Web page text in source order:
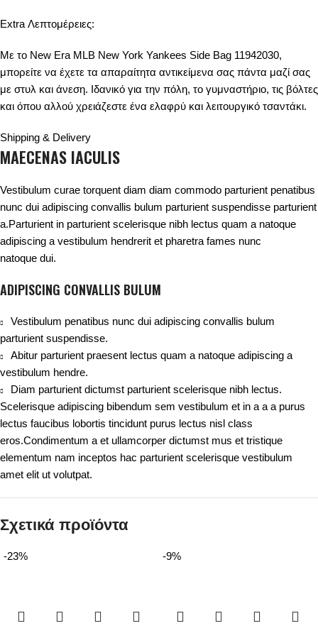
Extra Λεπτομέρειες:
Με το New Era MLB New York Yankees Side Bag 11942030,
μπορείτε να έχετε τα απαραίτητα αντικείμενα σας πάντα μαζί σας
με στυλ και άνεση. Ιδανικό για την πόλη, το γυμναστήριο, τις βόλτες
και όπου αλλού χρειάζεστε ένα ελαφρύ και λειτουργικό τσαντάκι.
Shipping & Delivery
MAECENAS IACULIS
Vestibulum curae torquent diam diam commodo parturient penatibus
nunc dui adipiscing convallis bulum parturient suspendisse parturient
a.Parturient in parturient scelerisque nibh lectus quam a natoque
adipiscing a vestibulum hendrerit et pharetra fames nunc
natoque dui.
ADIPISCING CONVALLIS BULUM
Vestibulum penatibus nunc dui adipiscing convallis bulum
parturient suspendisse.
Abitur parturient praesent lectus quam a natoque adipiscing a
vestibulum hendre.
Diam parturient dictumst parturient scelerisque nibh lectus.
Scelerisque adipiscing bibendum sem vestibulum et in a a a purus
lectus faucibus lobortis tincidunt purus lectus nisl class
eros.Condimentum a et ullamcorper dictumst mus et tristique
elementum nam inceptos hac parturient scelerisque vestibulum
amet elit ut volutpat.
Σχετικά προϊόντα
-23% -9%